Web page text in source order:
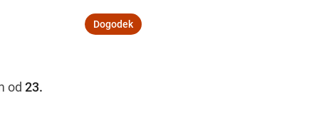
Dogodek
od 23.